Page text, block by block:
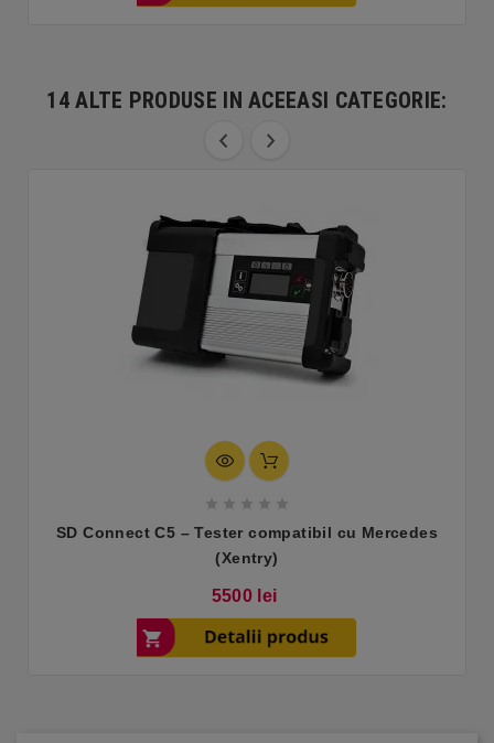
14 ALTE PRODUSE IN ACEEASI CATEGORIE:
    
SD Connect C5 – Tester compatibil cu Mercedes
(Xentry)
5500 lei